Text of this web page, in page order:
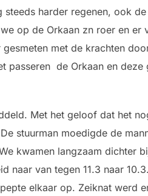
harder regenen, ook
op de Orkaan zn roer en er
met de krachten
passeren de Orkaan en
Met het geloof dat het
stuurman moedigde de
kwamen langzaam dichter
naar van tegen 11.3 naar
elkaar op. Zeiknat werd